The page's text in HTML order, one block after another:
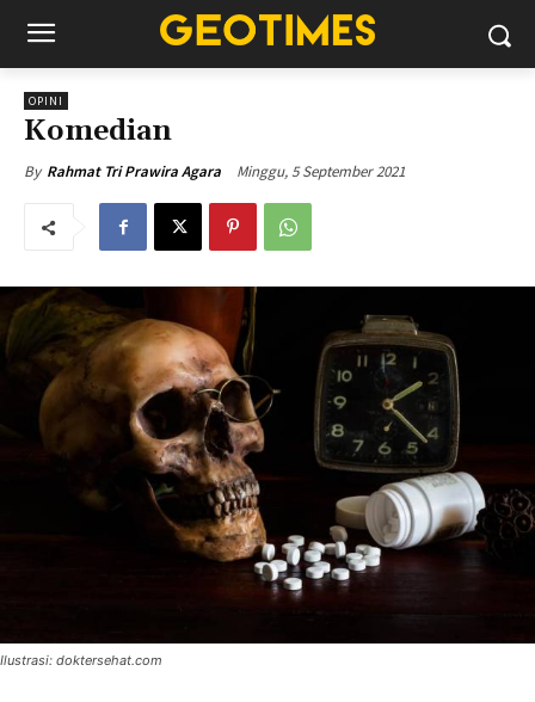
OPINI
Komedian
By Rahmat Tri Prawira Agara Minggu, 5 September 2021
Ilustrasi: doktersehat.com